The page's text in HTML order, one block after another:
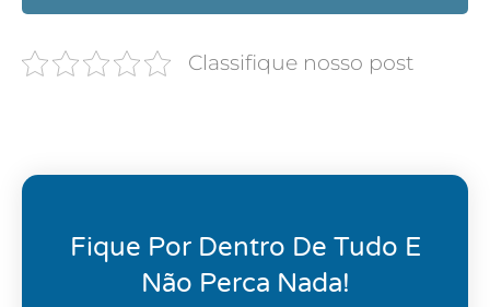
Classifique nosso post
Fique Por Dentro De Tudo E
Não Perca Nada!